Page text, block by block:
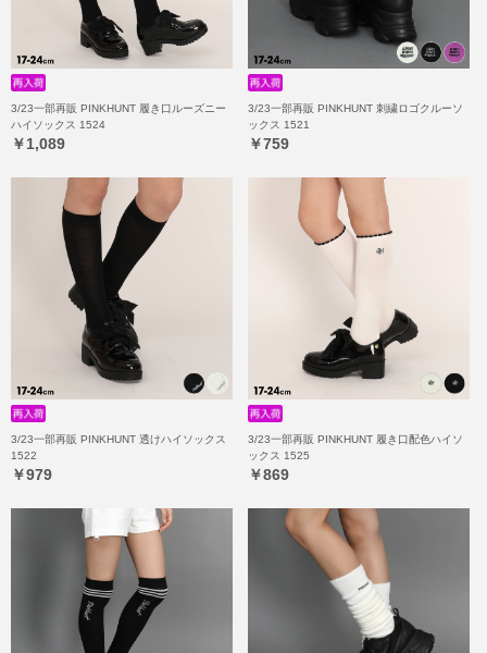
3/23一部再販 PINKHUNT 履き口ルーズニー
ハイソックス 1524
￥1,089
3/23一部再販 PINKHUNT 刺繍ロゴクルーソ
ックス 1521
￥759
3/23一部再販 PINKHUNT 透けハイソックス
1522
￥979
3/23一部再販 PINKHUNT 履き口配色ハイソ
ックス 1525
￥869